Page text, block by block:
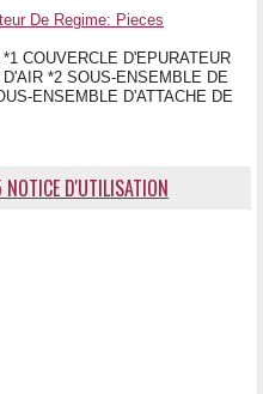
De Regime: Pieces
COUVERCLE D'EPURATEUR
*2 SOUS-ENSEMBLE DE
ENSEMBLE D'ATTACHE DE
D'UTILISATION